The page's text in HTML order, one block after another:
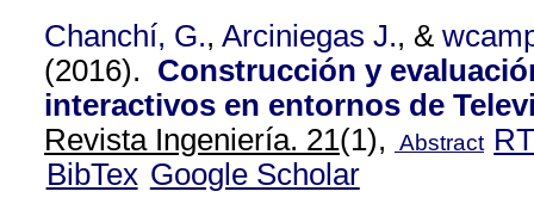
Chanchí, G., Arciniegas J., &
(2016). Construcción y
interactivos en entornos de
Revista Ingeniería. 21(1), Abstract
BibTex Google Scholar